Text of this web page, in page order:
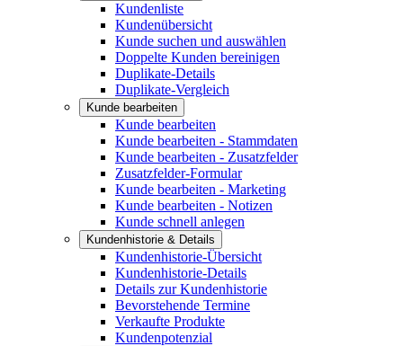
Kundenliste
Kundenübersicht
Kunde suchen und auswählen
Doppelte Kunden bereinigen
Duplikate-Details
Duplikate-Vergleich
Kunde bearbeiten
Kunde bearbeiten
Kunde bearbeiten - Stammdaten
Kunde bearbeiten - Zusatzfelder
Zusatzfelder-Formular
Kunde bearbeiten - Marketing
Kunde bearbeiten - Notizen
Kunde schnell anlegen
Kundenhistorie & Details
Kundenhistorie-Übersicht
Kundenhistorie-Details
Details zur Kundenhistorie
Bevorstehende Termine
Verkaufte Produkte
Kundenpotenzial